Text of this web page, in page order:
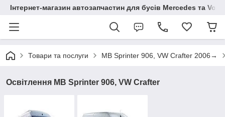
Інтернет-магазин автозапчастин для бусів Mercedes та
Товари та послуги MB Sprinter 906, VW Crafter 2006→
Освітлення MB Sprinter 906, VW Crafter